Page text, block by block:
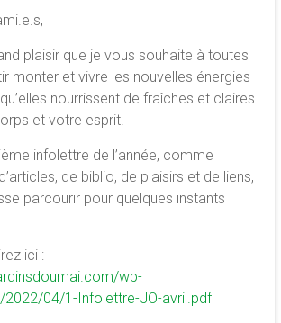
plaisir que je vous souhaite à toutes
monter et vivre les nouvelles énergies
nourrissent de fraîches et claires
et votre esprit.
infolettre de l’année, comme
de biblio, de plaisirs et de liens,
parcourir pour quelques instants
ici :
wp-
04/1-Infolettre-JO-avril.pdf